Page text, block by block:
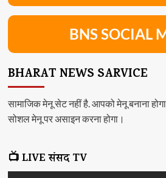
BNS SOCIAL
BHARAT NEWS SARVICE
सामाजिक मेनू सेट नहीं है. आपको मेनू बनाना
सोशल मेनू पर असाइन करना होगा।
📺 LIVE संसद TV